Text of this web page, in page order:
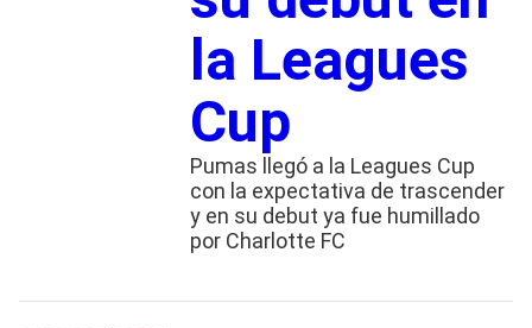
la Leagues
Cup
Pumas llegó a la Leagues Cup
con la expectativa de trascender
y en su debut ya fue humillado
por Charlotte FC